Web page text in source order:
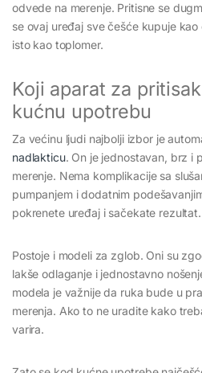
odvede na merenje. Pritisne se
se ovaj uređaj sve češće kupuje
isto kao toplomer.
Koji aparat za
kućnu upotrebu
Za većinu ljudi najbolji izbor je
nadlakticu. On je jednostavan, brz i
merenje. Nema komplikacije sa
pumpanjem i dodatnim
pokrenete uređaj i sačekate rezultat.
Postoje i modeli za zglob. Oni su
lakše odlaganje i jednostavno
modela je važnije da ruka bude u
merenja. Ako to ne uradite kako
varira.